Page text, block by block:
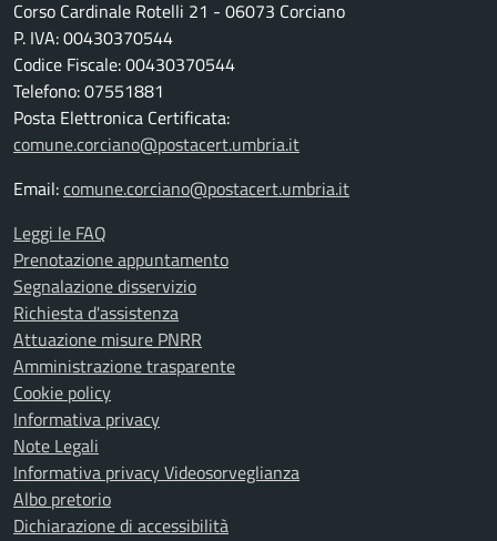
Corso Cardinale Rotelli 21 - 06073 Corciano
P. IVA: 00430370544
Codice Fiscale: 00430370544
Telefono: 07551881
Posta Elettronica Certificata:
comune.corciano@postacert.umbria.it
Email:comune.corciano@postacert.umbria.it
Leggi le FAQ
Prenotazione appuntamento
Segnalazione disservizio
Richiesta d'assistenza
Attuazione misure PNRR
Amministrazione trasparente
Cookie policy
Informativa privacy
Note Legali
Informativa privacy Videosorveglianza
Albo pretorio
Dichiarazione di accessibilità